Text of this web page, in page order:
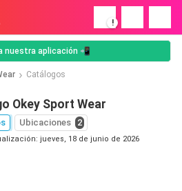
!
nuestra aplicación 📲
Catálogos
Okey Sport Wear
Ubicaciones 2
jueves, 18 de junio de 2026